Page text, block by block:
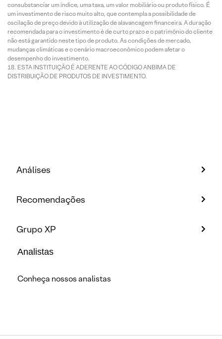
consubstanciar um índice, uma taxa, um valor mobiliário ou produto físico. É
um investimento de risco muito alto, que contempla a possibilidade de
oscilação de preço devido à utilização de alavancagem financeira. A duração
recomendada para o investimento é de curto prazo e o patrimônio do cliente
não está garantido neste tipo de produto. As condições de mercado,
mudanças climáticas e o cenário macroeconômico podem afetar o
desempenho do investimento.
ESTA INSTITUIÇÃO É ADERENTE AO CÓDIGO ANBIMA DE
DISTRIBUIÇÃO DE PRODUTOS DE INVESTIMENTO.
Análises
Recomendações
Grupo XP
Analistas
Conheça nossos analistas